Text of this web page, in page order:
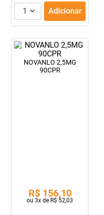
1 Adicionar
NOVANLO 2,5MG
90CPR
R$ 156,10
ou 3x de R$ 52,03